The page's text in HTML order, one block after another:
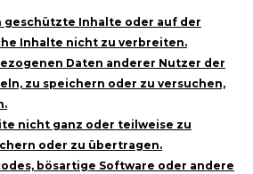
Inhalte oder auf der
Inhalte nicht zu verbreiten.
Daten anderer Nutzer der
zu speichern oder zu versuchen,
nicht ganz oder teilweise zu
oder zu übertragen.
bösartige Software oder andere